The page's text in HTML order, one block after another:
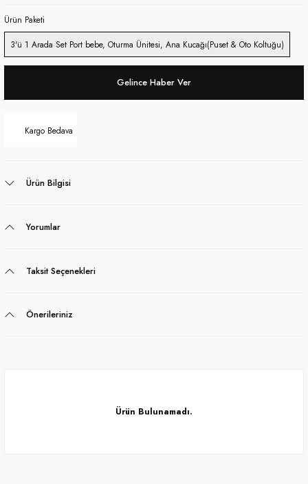
Ürün Paketi
3'ü 1 Arada Set Port bebe, Oturma Ünitesi, Ana Kucağı(Puset & Oto Koltuğu)
Gelince Haber Ver
Kargo Bedava
Ürün Bilgisi
Yorumlar
Taksit Seçenekleri
Önerileriniz
Ürün Bulunamadı.